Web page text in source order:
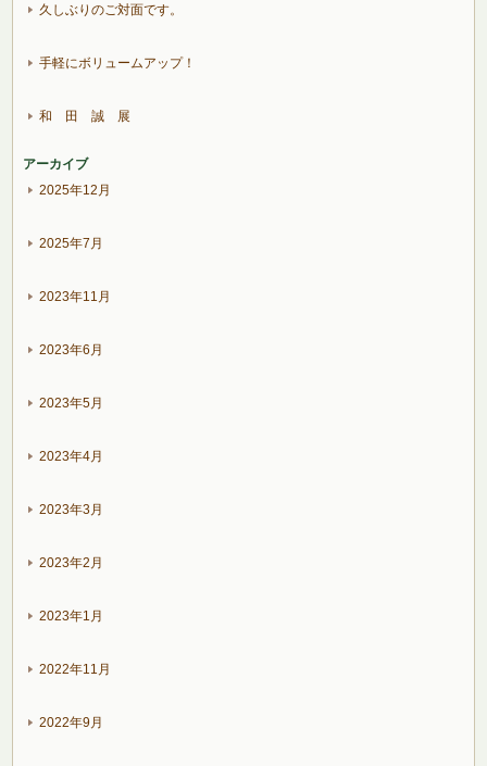
久しぶりのご対面です。
手軽にボリュームアップ！
和 田 誠 展
アーカイブ
2025年12月
2025年7月
2023年11月
2023年6月
2023年5月
2023年4月
2023年3月
2023年2月
2023年1月
2022年11月
2022年9月